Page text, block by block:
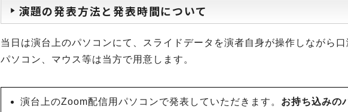
演題の発表方法と発表時間について
当日は演台上のパソコンにて、スライドデータを演者自身が操作しながら口
パソコン、マウス等は当方で用意します。
演台上のZoom配信用パソコンで発表していただきます。 お持ち込みの